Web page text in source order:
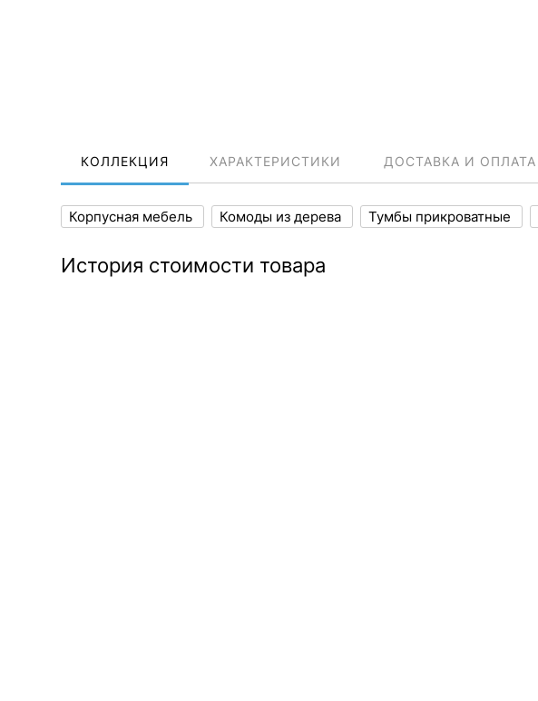
КОЛЛЕКЦИЯ ХАРАКТЕРИСТИКИ ДОСТАВКА И ОПЛАТА
Корпусная мебель Комоды из дерева Тумбы прикроватные
История стоимости товара